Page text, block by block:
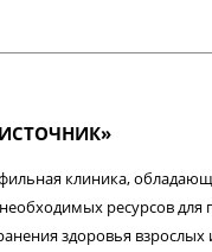
клиника,
ресурсов для
здоровья взрослых